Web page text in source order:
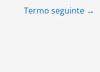
Termo seguinte →